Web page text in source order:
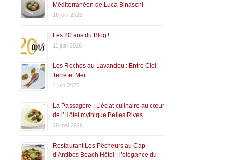
Méditerranéen de Luca Binaschi
16 juin 2026
Les 20 ans du Blog !
11 juin 2026
Les Roches au Lavandou : Entre Ciel,
Terre et Mer
4 juin 2026
La Passagère : L’éclat culinaire au cœur
de l’Hôtel mythique Belles Rives
29 mai 2026
Restaurant Les Pêcheurs au Cap
d’Antibes Beach Hôtel : l’élégance du